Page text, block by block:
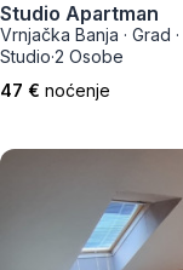
Studio Apartman
Vrnjačka Banja · Grad ·
Studio·2 Osobe
47 € noćenje